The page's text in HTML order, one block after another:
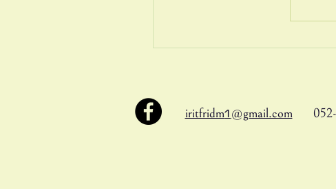
iritfridm1@gmail.com